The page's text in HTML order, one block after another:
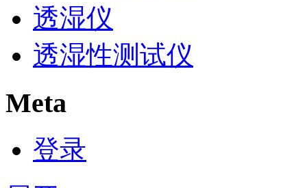
透湿仪
透湿性测试仪
Meta
登录